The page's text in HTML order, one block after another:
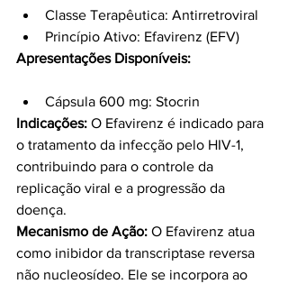
Classe Terapêutica: Antirretroviral
Princípio Ativo: Efavirenz (EFV)
Apresentações Disponíveis:
Cápsula 600 mg: Stocrin
Indicações: O Efavirenz é indicado para
o tratamento da infecção pelo HIV-1,
contribuindo para o controle da
replicação viral e a progressão da
doença.
Mecanismo de Ação: O Efavirenz atua
como inibidor da transcriptase reversa
não nucleosídeo. Ele se incorpora ao